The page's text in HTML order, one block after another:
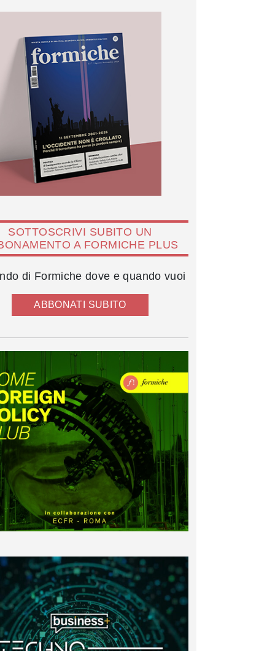
SOTTOSCRIVI SUBITO UN
A FORMICHE PLUS
di Formiche dove e quando vuoi
ABBONATI SUBITO